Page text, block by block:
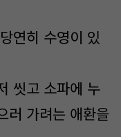
연히 수영이 있
씻고 소파에 누
러 가려는 애환을